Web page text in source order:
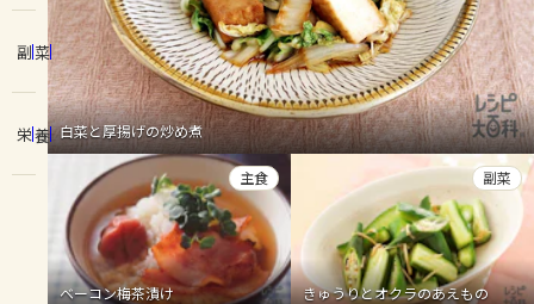
コンテンツ
レシピ
トーク
よくあるお問い合わせ
ピーマン
みょうが ゴーヤ
副菜
栄養 白菜と厚揚げの炒め煮
ベーコン梅茶漬け
主食
きゅうりとオクラのあえもの
副菜